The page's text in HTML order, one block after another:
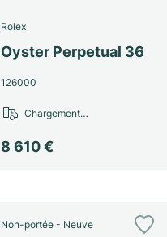
Rolex
Oyster Perpetual 36
126000
8 610 €
Chargement…
Non-portée - Neuve